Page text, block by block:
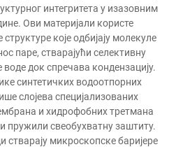
интегритета у изазовним
Ови материјали користе
које одбијају молекуле
паре, стварајући селективну
воде док спречава кондензацију.
синтетичких водоотпорних
слојева специјализованих
и хидрофобних третмана
пружили свеобухватну заштиту.
микроскопске баријере